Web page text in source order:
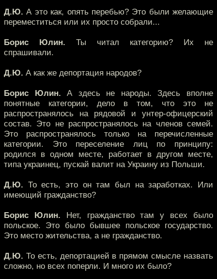
Д.Ю. А это как, опять перебью? Это были желающие
переместиться или их просто собрали...
Борис Юлин. Ты читал категорию? Их не
спрашивали.
Д.Ю. А как же депортация народов?
Борис Юлин. А здесь не народы. Здесь вполне
понятные категории, дело в том, что это не
распространялось на рядовой и унтер-офицерский
состав. Это не распространялось на членов семей.
Это распространялось только на перечисленные
категории. Это переселение лиц по принципу:
родился в одном месте, работает в другом месте,
типа украинец, пускай валит на Украину из Польши.
Д.Ю. То есть, это он там был на заработках. Или
имеющий гражданство?
Борис Юлин. Нет, гражданство там у всех было
польское. Это было бывшее польское государство.
Это место жительства, а не гражданство.
Д.Ю. То есть, депортацией в прямом смысле назвать
сложно, но всех поперли. И много их было?